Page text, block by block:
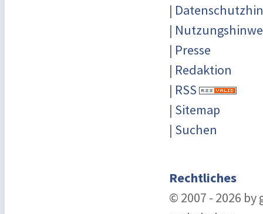
|
|
| Presse
| Redaktion
| RSS
| Sitemap
| Suchen
Rechtliches
© 2007 - 2026